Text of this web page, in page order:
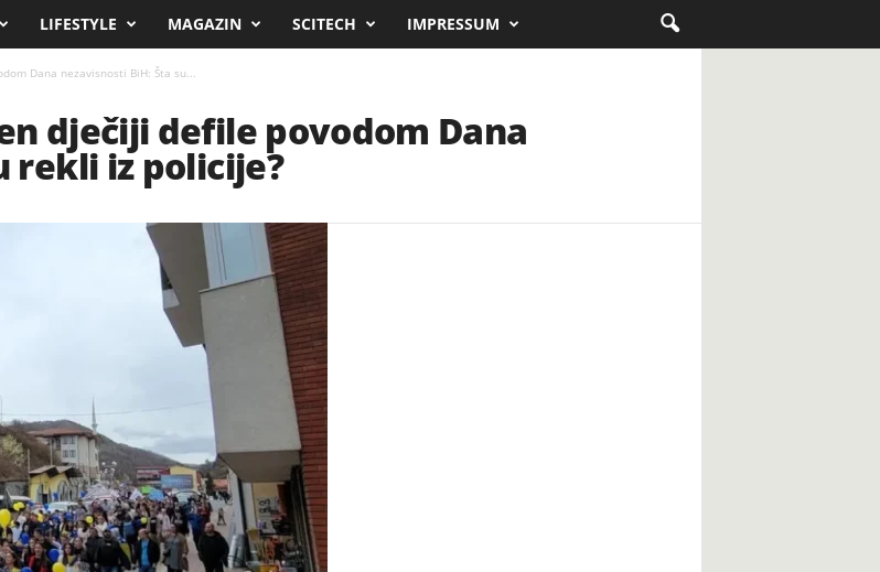
LIFESTYLE MAGAZIN SCITECH IMPRESSUM
Dana nezavisnosti BiH: Šta su...
dječiji defile povodom Dana
rekli iz policije?